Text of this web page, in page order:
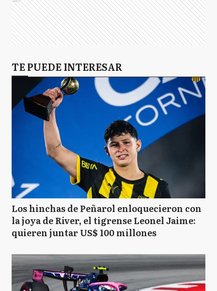
TE PUEDE INTERESAR
Los hinchas de Peñarol enloquecieron con
la joya de River, el tigrense Leonel Jaime:
quieren juntar US$ 100 millones